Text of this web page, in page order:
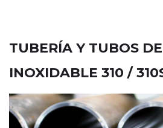
TUBERÍA Y TUBOS
INOXIDABLE 310 /